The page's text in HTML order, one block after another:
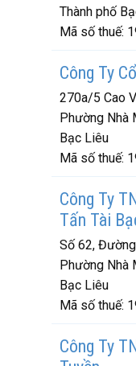
Thành phố
Mã số thuế:
Công Ty
270a/5 Cao
Phường Nhà
Bạc Liêu
Mã số thuế:
Công Ty
Tấn Tài
Số 62,
Phường Nhà
Bạc Liêu
Mã số thuế:
Công Ty